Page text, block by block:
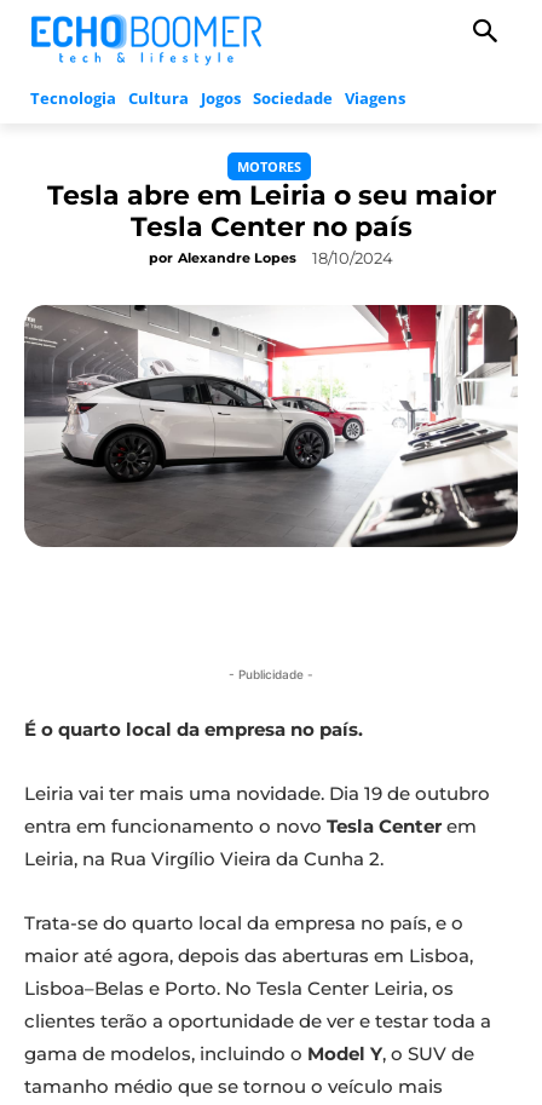
Tecnologia Cultura Jogos Sociedade Viagens
MOTORES
Tesla abre em Leiria o seu maior
Tesla Center no país
por Alexandre Lopes 18/10/2024
- Publicidade -
É o quarto local da empresa no país.
Leiria vai ter mais uma novidade. Dia 19 de outubro
entra em funcionamento o novo Tesla Center em
Leiria, na Rua Virgílio Vieira da Cunha 2.
Trata-se do quarto local da empresa no país, e o
maior até agora, depois das aberturas em Lisboa,
Lisboa–Belas e Porto. No Tesla Center Leiria, os
clientes terão a oportunidade de ver e testar toda a
gama de modelos, incluindo o Model Y, o SUV de
tamanho médio que se tornou o veículo mais